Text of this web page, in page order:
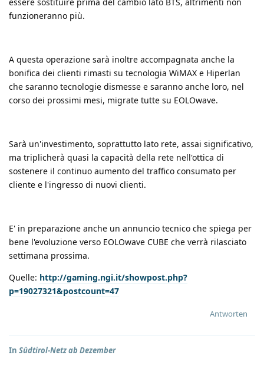
funzioneranno più.
A questa operazione sarà inoltre accompagnata anche la
bonifica dei clienti rimasti su tecnologia WiMAX e Hiperlan
che saranno tecnologie dismesse e saranno anche loro, nel
corso dei prossimi mesi, migrate tutte su EOLOwave.
Sarà un'investimento, soprattutto lato rete, assai significativo,
ma triplicherà quasi la capacità della rete nell'ottica di
sostenere il continuo aumento del traffico consumato per
cliente e l'ingresso di nuovi clienti.
E' in preparazione anche un annuncio tecnico che spiega per
bene l'evoluzione verso EOLOwave CUBE che verrà rilasciato
settimana prossima.
Quelle: http://gaming.ngi.it/showpost.php?
p=19027321&postcount=47
Antworten
In Südtirol-Netz ab Dezember